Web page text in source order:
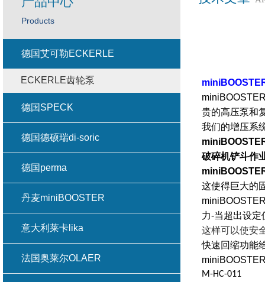
贵的高压泵和
我们的增压系
破碎机铲斗作
这使得巨大的
力-当超出设定
这样可以使安
快速回缩功能
M-HC-011
Products
德国艾可勒ECKERLE
ECKERLE齿轮泵
德国SPECK
德国德硕瑞di-soric
德国perma
丹麦miniBOOSTER
意大利莱卡lika
法国奥莱尔OLAER